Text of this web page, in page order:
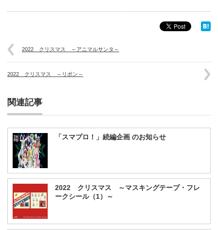
2022 クリスマス ～アニマルサンタ～
2022 クリスマス ～リボン～
関連記事
「スマプロ！」続編企画 のお知らせ
2022 クリスマス ～マスキングテープ・フレ
ークシール（1）～